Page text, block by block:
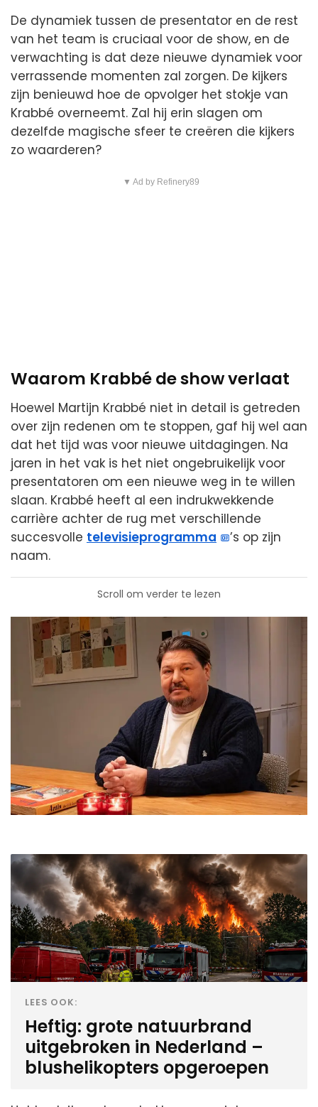
De dynamiek tussen de presentator en de rest
van het team is cruciaal voor de show, en de
verwachting is dat deze nieuwe dynamiek voor
verrassende momenten zal zorgen. De kijkers
zijn benieuwd hoe de opvolger het stokje van
Krabbé overneemt. Zal hij erin slagen om
dezelfde magische sfeer te creëren die kijkers
zo waarderen?
▼ Ad by Refinery89
Waarom Krabbé de show verlaat
Hoewel Martijn Krabbé niet in detail is getreden
over zijn redenen om te stoppen, gaf hij wel aan
dat het tijd was voor nieuwe uitdagingen. Na
jaren in het vak is het niet ongebruikelijk voor
presentatoren om een nieuwe weg in te willen
slaan. Krabbé heeft al een indrukwekkende
carrière achter de rug met verschillende
succesvolle televisieprogramma
’s op zijn
naam.
Scroll om verder te lezen
LEES OOK:
Heftig: grote natuurbrand
uitgebroken in Nederland –
blushelikopters opgeroepen